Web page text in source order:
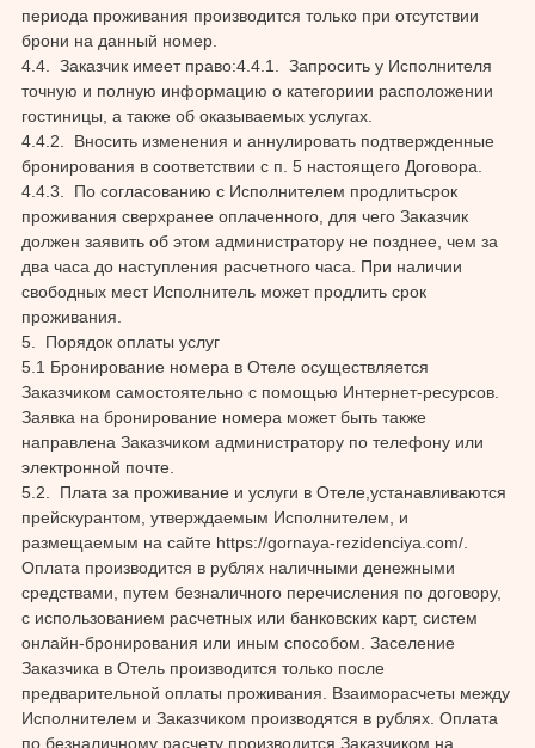
периода проживания производится только при отсутствии
брони на данный номер.
4.4. Заказчик имеет право:4.4.1. Запросить у Исполнителя
точную и полную информацию о категориии расположении
гостиницы, а также об оказываемых услугах.
4.4.2. Вносить изменения и аннулировать подтвержденные
бронирования в соответствии с п. 5 настоящего Договора.
4.4.3. По согласованию с Исполнителем продлитьсрок
проживания сверхранее оплаченного, для чего Заказчик
должен заявить об этом администратору не позднее, чем за
два часа до наступления расчетного часа. При наличии
свободных мест Исполнитель может продлить срок
проживания.
5. Порядок оплаты услуг
5.1 Бронирование номера в Отеле осуществляется
Заказчиком самостоятельно с помощью Интернет-ресурсов.
Заявка на бронирование номера может быть также
направлена Заказчиком администратору по телефону или
электронной почте.
5.2. Плата за проживание и услуги в Отеле,устанавливаются
прейскурантом, утверждаемым Исполнителем, и
размещаемым на сайте https://gornaya-rezidenciya.com/.
Оплата производится в рублях наличными денежными
средствами, путем безналичного перечисления по договору,
с использованием расчетных или банковских карт, систем
онлайн-бронирования или иным способом. Заселение
Заказчика в Отель производится только после
предварительной оплаты проживания. Взаиморасчеты между
Исполнителем и Заказчиком производятся в рублях. Оплата
по безналичному расчету производится Заказчиком на